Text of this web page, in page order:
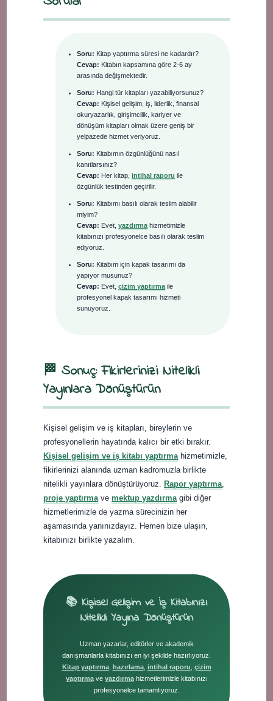
Soru: Kitap yaptırma süresi ne kadardır?
Cevap: Kitabın kapsamına göre 2-6 ay
arasında değişmektedir.
Soru: Hangi tür kitapları yazabiliyorsunuz?
Cevap: Kişisel gelişim, iş, liderlik, finansal
okuryazarlık, girişimcilik, kariyer ve
dönüşüm kitapları olmak üzere geniş bir
yelpazede hizmet veriyoruz.
Soru: Kitabımın özgünlüğünü nasıl
kanıtlarsınız?
Cevap: Her kitap,intihal raporu ile
özgünlük testinden geçirilir.
Soru: Kitabımı basılı olarak teslim alabilir
miyim?
Cevap: Evet,yazdırma hizmetimizle
kitabınızı profesyonelce basılı olarak teslim
ediyoruz.
Soru: Kitabım için kapak tasarımı da
yapıyor musunuz?
Cevap: Evet,çizim yaptırma ile
profesyonel kapak tasarımı hizmeti
sunuyoruz.
🏁 Sonuç: Fikirlerinizi Nitelikli
Yayınlara Dönüştürün
Kişisel gelişim ve iş kitapları, bireylerin ve
profesyonellerin hayatında kalıcı bir etki bırakır.
Kişisel gelişim ve iş kitabı yaptırma hizmetimizle,
fikirlerinizi alanında uzman kadromuzla birlikte
nitelikli yayınlara dönüştürüyoruz.Rapor yaptırma
proje yaptırma vemektup yazdırma gibi diğer
hizmetlerimizle de yazma sürecinizin her
aşamasında yanınızdayız. Hemen bize ulaşın,
kitabınızı birlikte yazalım.
📚 Kişisel Gelişim ve İş Kitabınızı
Nitelikli Yayına Dönüştürün
Uzman yazarlar, editörler ve akademik
danışmanlarla kitabınızı en iyi şekilde hazırlıyoruz.
Kitap yaptırma, hazırlama, intihal raporu çizim
yaptırmave yazdırmahizmetlerimizle kitabınızı
profesyonelce tamamlıyoruz.